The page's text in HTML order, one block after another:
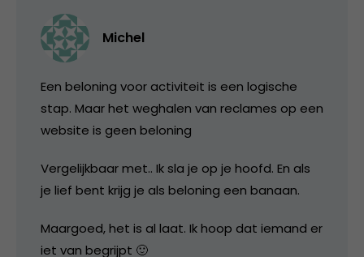
Michel
Een beloning voor activiteit is een logische
stap. Maar het weghalen van reclames op een
website is geen beloning
Vergelijkbaar met.. Ik sla je op je hoofd. En als
je lief bent krijg je als beloning een banaan.
Maargoed, het is al laat. Ik hoop dat iemand er
iet van begrijpt 🙂